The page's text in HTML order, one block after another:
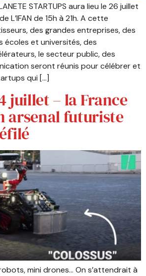
STARTUPS aura lieu le 26 juillet
L’IFAN de 15h à 21h. A cette
des grandes entreprises, des
écoles et universités, des
le secteur public, des
seront réunis pour célébrer et
qui […]
juillet – la France
arsenal futuriste
mini drones… On s’attendrait à